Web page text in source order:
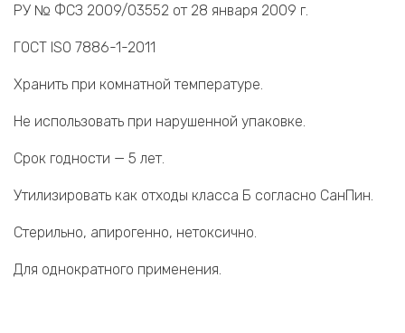
РУ № ФСЗ 2009/03552 от 28 января 2009 г.
ГОСТ ISO 7886-1-2011
Хранить при комнатной температуре.
Не использовать при нарушенной упаковке.
Срок годности — 5 лет.
Утилизировать как отходы класса Б согласно СанПин.
Стерильно, апирогенно, нетоксично.
Для однократного применения.